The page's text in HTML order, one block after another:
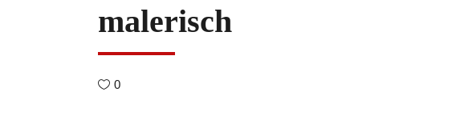
malerisch
0